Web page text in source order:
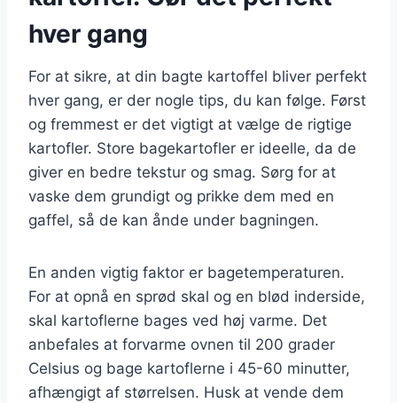
hver gang
For at sikre, at din bagte kartoffel bliver perfekt
hver gang, er der nogle tips, du kan følge. Først
og fremmest er det vigtigt at vælge de rigtige
kartofler. Store bagekartofler er ideelle, da de
giver en bedre tekstur og smag. Sørg for at
vaske dem grundigt og prikke dem med en
gaffel, så de kan ånde under bagningen.
En anden vigtig faktor er bagetemperaturen.
For at opnå en sprød skal og en blød inderside,
skal kartoflerne bages ved høj varme. Det
anbefales at forvarme ovnen til 200 grader
Celsius og bage kartoflerne i 45-60 minutter,
afhængigt af størrelsen. Husk at vende dem